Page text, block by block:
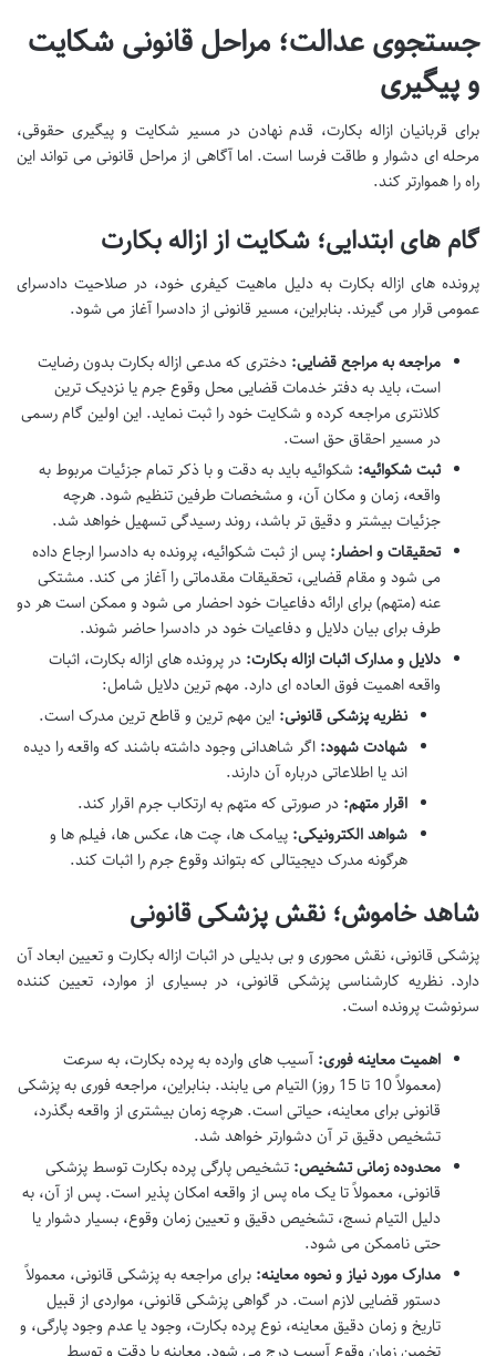
جستجوی عدالت؛ مراحل قانونی شکایت
و پیگیری
برای قربانیان ازاله بکارت، قدم نهادن در مسیر شکایت و پیگیری حقوقی،
مرحله ای دشوار و طاقت فرسا است. اما آگاهی از مراحل قانونی می تواند این
راه را هموارتر کند.
گام های ابتدایی؛ شکایت از ازاله بکارت
پرونده های ازاله بکارت به دلیل ماهیت کیفری خود، در صلاحیت دادسرای
عمومی قرار می گیرند. بنابراین، مسیر قانونی از دادسرا آغاز می شود.
مراجعه به مراجع قضایی: دختری که مدعی ازاله بکارت بدون رضایت
است، باید به دفتر خدمات قضایی محل وقوع جرم یا نزدیک ترین
کلانتری مراجعه کرده و شکایت خود را ثبت نماید. این اولین گام رسمی
در مسیر احقاق حق است.
ثبت شکوائیه: شکوائیه باید به دقت و با ذکر تمام جزئیات مربوط به
واقعه، زمان و مکان آن، و مشخصات طرفین تنظیم شود. هرچه
جزئیات بیشتر و دقیق تر باشد، روند رسیدگی تسهیل خواهد شد.
تحقیقات و احضار: پس از ثبت شکوائیه، پرونده به دادسرا ارجاع داده
می شود و مقام قضایی، تحقیقات مقدماتی را آغاز می کند. مشتکی
عنه (متهم) برای ارائه دفاعیات خود احضار می شود و ممکن است هر دو
طرف برای بیان دلایل و دفاعیات خود در دادسرا حاضر شوند.
دلایل و مدارک اثبات ازاله بکارت: در پرونده های ازاله بکارت، اثبات
واقعه اهمیت فوق العاده ای دارد. مهم ترین دلایل شامل:
نظریه پزشکی قانونی: این مهم ترین و قاطع ترین مدرک است.
شهادت شهود: اگر شاهدانی وجود داشته باشند که واقعه را دیده
اند یا اطلاعاتی درباره آن دارند.
اقرار متهم: در صورتی که متهم به ارتکاب جرم اقرار کند.
شواهد الکترونیکی: پیامک ها، چت ها، عکس ها، فیلم ها و
هرگونه مدرک دیجیتالی که بتواند وقوع جرم را اثبات کند.
شاهد خاموش؛ نقش پزشکی قانونی
پزشکی قانونی، نقش محوری و بی بدیلی در اثبات ازاله بکارت و تعیین ابعاد آن
دارد. نظریه کارشناسی پزشکی قانونی، در بسیاری از موارد، تعیین کننده
سرنوشت پرونده است.
اهمیت معاینه فوری:آسیب های وارده به پرده بکارت، به سرعت
(معمولاً 10 تا 15 روز) التیام می یابند. بنابراین، مراجعه فوری به پزشکی
قانونی برای معاینه، حیاتی است. هرچه زمان بیشتری از واقعه بگذرد،
تشخیص دقیق تر آن دشوارتر خواهد شد.
محدوده زمانی تشخیص: تشخیص پارگی پرده بکارت توسط پزشکی
قانونی، معمولاً تا یک ماه پس از واقعه امکان پذیر است. پس از آن، به
دلیل التیام نسج، تشخیص دقیق و تعیین زمان وقوع، بسیار دشوار یا
حتی ناممکن می شود.
مدارک مورد نیاز و نحوه معاینه: برای مراجعه به پزشکی قانونی، معمولاً
دستور قضایی لازم است. در گواهی پزشکی قانونی، مواردی از قبیل
تاریخ و زمان دقیق معاینه، نوع پرده بکارت، وجود یا عدم وجود پارگی، و